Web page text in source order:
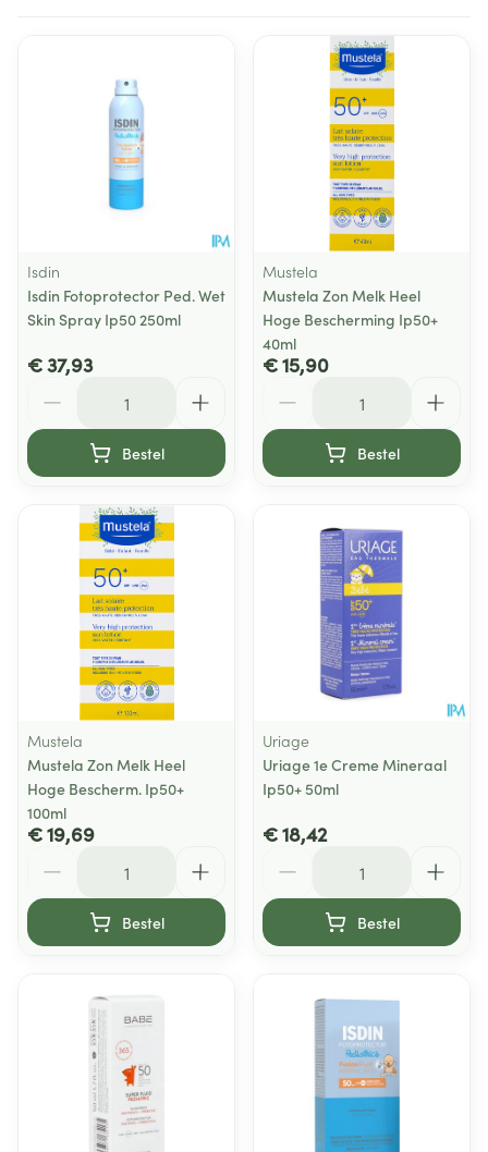
Isdin
Isdin Fotoprotector Ped. Wet
Skin Spray Ip50 250ml
€ 37,93
Bestel
Mustela
Mustela Zon Melk Heel
Hoge Bescherming Ip50+
40ml
€ 15,90
Bestel
Mustela
Mustela Zon Melk Heel
Hoge Bescherm. Ip50+
100ml
€ 19,69
Bestel
Uriage
Uriage 1e Creme Mineraal
Ip50+ 50ml
€ 18,42
Bestel